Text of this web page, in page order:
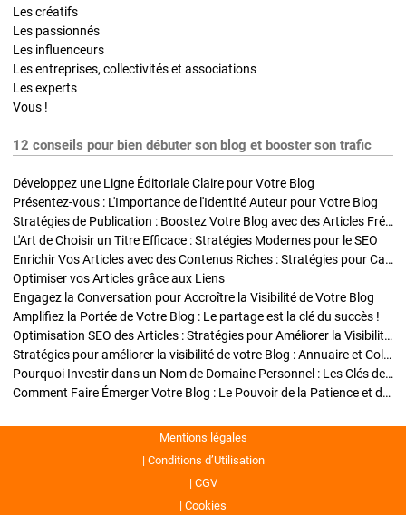
Les créatifs
Les passionnés
Les influenceurs
Les entreprises, collectivités et associations
Les experts
Vous !
12 conseils pour bien débuter son blog et booster son trafic
Développez une Ligne Éditoriale Claire pour Votre Blog
Présentez-vous : L'Importance de l'Identité Auteur pour Votre Blog
Stratégies de Publication : Boostez Votre Blog avec des Articles Fréquents et Exclusifs
L'Art de Choisir un Titre Efficace : Stratégies Modernes pour le SEO
Enrichir Vos Articles avec des Contenus Riches : Stratégies pour Captiver et Optimiser
Optimiser vos Articles grâce aux Liens
Engagez la Conversation pour Accroître la Visibilité de Votre Blog
Amplifiez la Portée de Votre Blog : Le partage est la clé du succès !
Optimisation SEO des Articles : Stratégies pour Améliorer la Visibilité de Votre Blog
Stratégies pour améliorer la visibilité de votre Blog : Annuaire et Collaborations
Pourquoi Investir dans un Nom de Domaine Personnel : Les Clés de la Réussite de Votre Blog
Comment Faire Émerger Votre Blog : Le Pouvoir de la Patience et de la Persévérance
Mentions légales
Conditions d’Utilisation
CGV
Cookies